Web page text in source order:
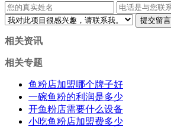
相关资讯
相关专题
鱼粉店加盟哪个牌子好
一碗鱼粉的利润是多少
开鱼粉店需要什么设备
小吃鱼粉店加盟费多少